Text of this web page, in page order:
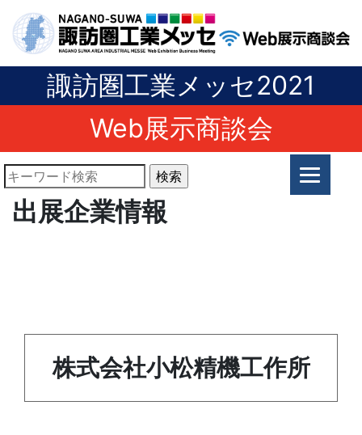
諏訪圏工業メッセ2021
Web展示商談会
出展企業情報
株式会社小松精機工作所